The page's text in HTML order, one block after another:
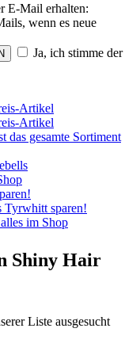
E-Mail erhalten:
wenn es neue
Ja, ich stimme der
Shiny Hair
Liste ausgesucht